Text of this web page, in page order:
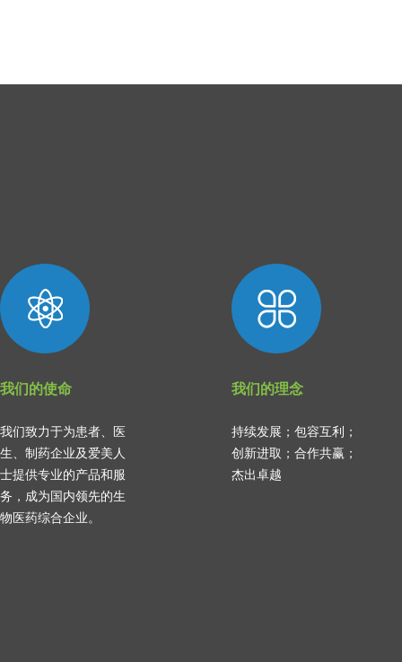
我们的使命
我们致力于为患者、医
生、制药企业及爱美人
士提供专业的产品和服
务，成为国内领先的生
物医药综合企业。
我们的理念
持续发展；包容互利；
创新进取；合作共赢；
杰出卓越